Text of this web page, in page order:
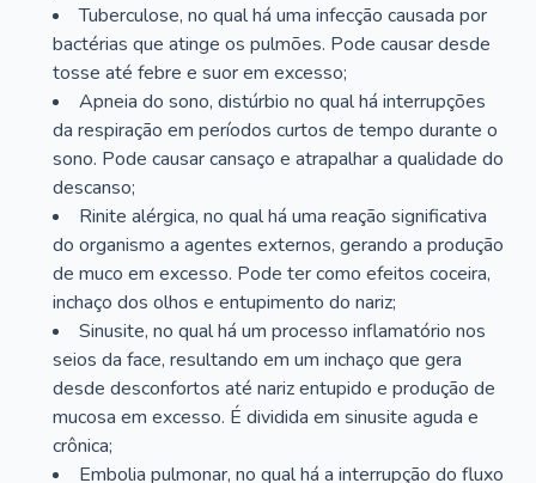
Tuberculose, no qual há uma infecção causada por
bactérias que atinge os pulmões. Pode causar desde
tosse até febre e suor em excesso;
Apneia do sono, distúrbio no qual há interrupções
da respiração em períodos curtos de tempo durante o
sono. Pode causar cansaço e atrapalhar a qualidade do
descanso;
Rinite alérgica, no qual há uma reação significativa
do organismo a agentes externos, gerando a produção
de muco em excesso. Pode ter como efeitos coceira,
inchaço dos olhos e entupimento do nariz;
Sinusite, no qual há um processo inflamatório nos
seios da face, resultando em um inchaço que gera
desde desconfortos até nariz entupido e produção de
mucosa em excesso. É dividida em sinusite aguda e
crônica;
Embolia pulmonar, no qual há a interrupção do fluxo